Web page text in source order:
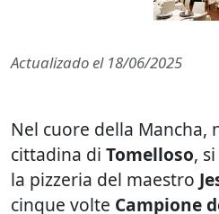
Actualizado el 18/06/2025
Nel cuore della Mancha,
cittadina di Tomelloso,
la pizzeria del maestro
cinque volte Campione